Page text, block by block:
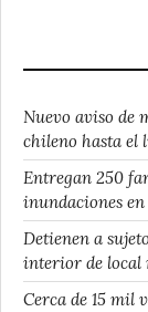
Nuevo aviso de
chileno hasta el
Entregan 250
inundaciones en
Detienen a
interior de local
Cerca de 15 mil